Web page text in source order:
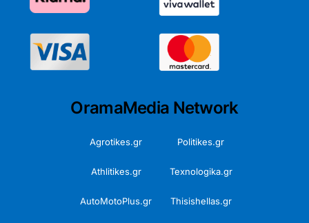
OramaMedia Network
Agrotikes.gr Politikes.gr
Athlitikes.gr Texnologika.gr
AutoMotoPlus.gr Thisishellas.gr